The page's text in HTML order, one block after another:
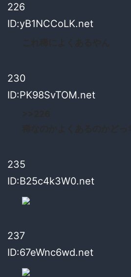
226
ID:yB1NCCoLK.net
230
ID:PK98SvTOM.net
235
ID:B25c4k3W0.net
237
ID:67eWnc6wd.net